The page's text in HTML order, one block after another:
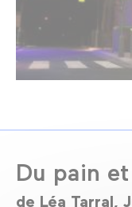
Du pain
de Léa Tarral